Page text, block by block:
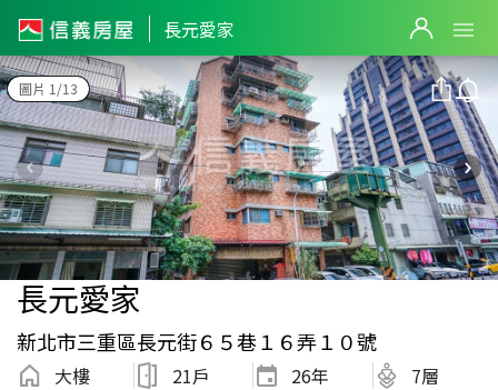
長元愛家
圖片 1/13
長元愛家
新北市三重區長元街６５巷１６弄１０號
大樓 21戶 26年 7層